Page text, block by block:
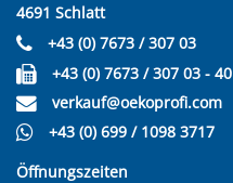
4691 Schlatt
+43 (0) 7673 / 307 03
+43 (0) 7673 / 307 03 - 40
verkauf@oekoprofi.com
+43 (0) 699 / 1098 3717
Öffnungszeiten